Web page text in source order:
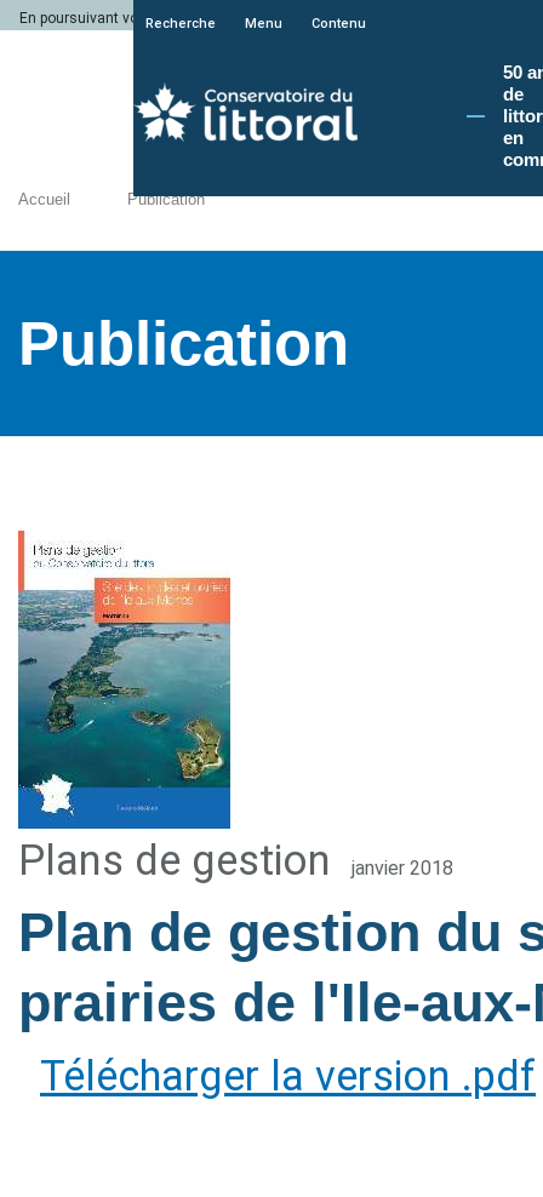
En poursuivant votre navigation sur le site du Conservatoire du littoral, vous
Recherche Menu Contenu
50
de
en
Accueil Publication
Publication
Plans de gestion janvier 2018
Plan de gestion du
prairies de l'Ile-
Télécharger la version .pdf